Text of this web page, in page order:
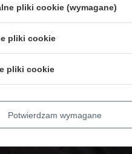
pliki cookie (wymagane)
pliki cookie
pliki cookie
Potwierdzam wymagane